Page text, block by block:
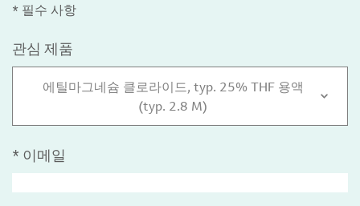
* 필수 사항
관심 제품
에틸마그네슘 클로라이드, typ. 25% THF 용액
(typ. 2.8 M)
* 이메일